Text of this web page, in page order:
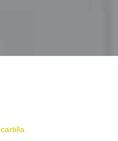
cartilla